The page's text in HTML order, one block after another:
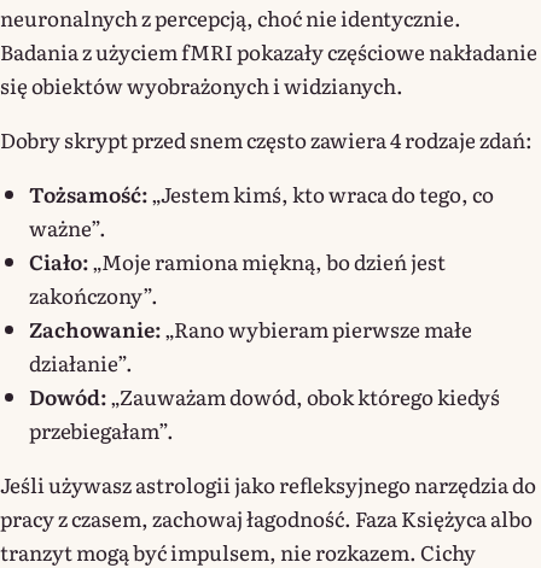
neuronalnych z percepcją, choć nie identycznie.
Badania z użyciem fMRI pokazały częściowe nakładanie
się obiektów wyobrażonych i widzianych.
Dobry skrypt przed snem często zawiera 4 rodzaje zdań:
Tożsamość:„Jestem kimś, kto wraca do tego, co
ważne”.
Ciało:„Moje ramiona miękną, bo dzień jest
zakończony”.
Zachowanie:„Rano wybieram pierwsze małe
działanie”.
Dowód:„Zauważam dowód, obok którego kiedyś
przebiegałam”.
Jeśli używasz astrologii jako refleksyjnego narzędzia do
pracy z czasem, zachowaj łagodność. Faza Księżyca albo
tranzyt mogą być impulsem, nie rozkazem. Cichy